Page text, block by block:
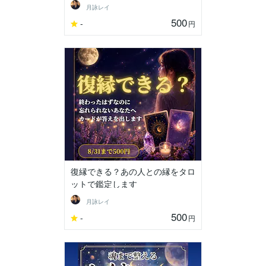
月詠レイ
- 500円
復縁できる？あの人との縁をタロ
ットで鑑定します
月詠レイ
- 500円